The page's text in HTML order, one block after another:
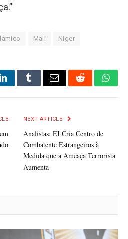
Mali Niger
LinkedInTumblrEmail Reddit
NEXT ARTICLE
Analistas: EI Cria Centro de
Combatente Estrangeiros à
Medida que a Ameaça Terrorista
Aumenta